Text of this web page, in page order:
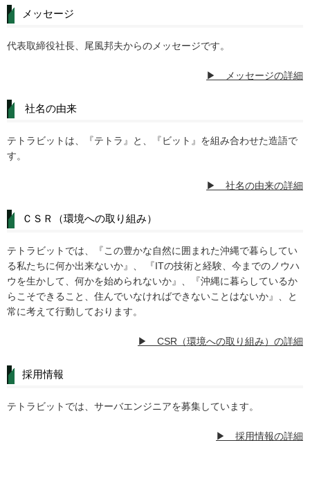
メッセージ
代表取締役社長、尾風邦夫からのメッセージです。
▶ メッセージの詳細
社名の由来
テトラビットは、『テトラ』と、『ビット』を組み合わせた造語で
す。
▶ 社名の由来の詳細
ＣＳＲ（環境への取り組み）
テトラビットでは、『この豊かな自然に囲まれた沖縄で暮らしてい
る私たちに何か出来ないか』、 『ITの技術と経験、今までのノウハ
ウを生かして、何かを始められないか』、『沖縄に暮らしているか
らこそできること、住んでいなければできないことはないか』、と
常に考えて行動しております。
▶ CSR（環境への取り組み）の詳細
採用情報
テトラビットでは、サーバエンジニアを募集しています。
▶ 採用情報の詳細